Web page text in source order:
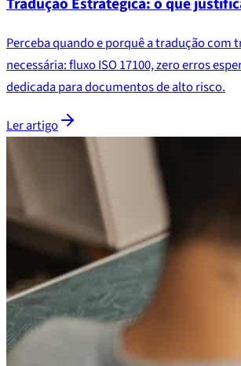
Perceba quando e porquê a tradução com
necessária: fluxo ISO 17100, zero erros
dedicada para documentos de alto risco.
Ler artigo